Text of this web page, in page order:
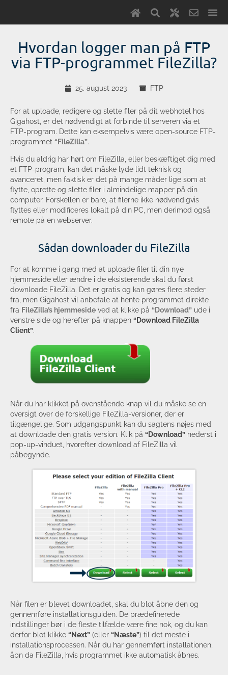
Hvordan logger man på FTP
via FTP-programmet FileZilla?
25. august 2023 FTP
For at uploade, redigere og slette filer på dit webhotel hos
Gigahost, er det nødvendigt at forbinde til serveren via et
FTP-program. Dette kan eksempelvis være open-source FTP-
programmet “FileZilla”.
Hvis du aldrig har hørt om FileZilla, eller beskæftiget dig med
et FTP-program, kan det måske lyde lidt teknisk og
avanceret, men faktisk er det på mange måder lige som at
flytte, oprette og slette filer i almindelige mapper på din
computer. Forskellen er bare, at filerne ikke nødvendigvis
flyttes eller modificeres lokalt på din PC, men derimod også
remote på en webserver.
Sådan downloader du FileZilla
For at komme i gang med at uploade filer til din nye
hjemmeside eller ændre i de eksisterende skal du først
downloade FileZilla. Det er gratis og kan gøres flere steder
fra, men Gigahost vil anbefale at hente programmet direkte
fra FileZilla’s hjemmeside ved at klikke på “Download” ude i
venstre side og herefter på knappen “Download FileZilla
Client”.
Når du har klikket på ovenstående knap vil du måske se en
oversigt over de forskellige FileZilla-versioner, der er
tilgængelige. Som udgangspunkt kan du sagtens nøjes med
at downloade den gratis version. Klik på “Download” nederst i
pop-up-vinduet, hvorefter download af FileZilla vil
påbegynde.
Når filen er blevet downloadet, skal du blot åbne den og
gennemføre installationsguiden. De prædefinerede
indstillinger bør i de fleste tilfælde være fine nok, og du kan
derfor blot klikke “Next” (eller “Næste”) til det meste i
installationsprocessen. Når du har gennemført installationen,
åbn da FileZilla, hvis programmet ikke automatisk åbnes.